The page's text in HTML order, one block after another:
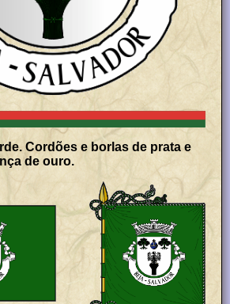
Cordões e borlas de prata e
de ouro.